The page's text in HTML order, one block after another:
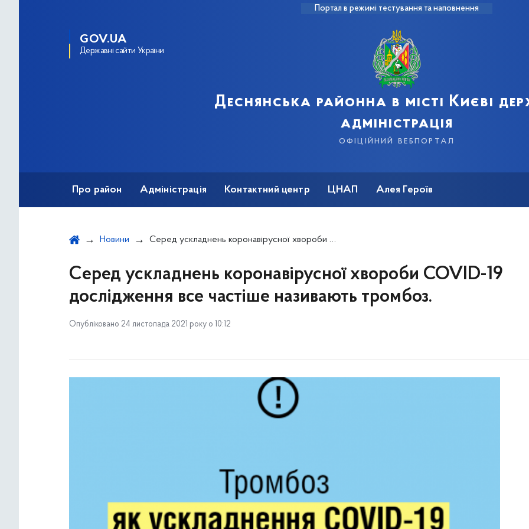
Портал в режимі тестування та наповнення
GOV.UA
Державні сайти України
Деснянська районна в місті Києві
адміністрація
офіційний вебпортал
Про район Адміністрація Контактний центр ЦНАП Алея Героїв
Новини Серед ускладнень коронавірусної хвороби COVID-19 дослідження все частіше називають тромбоз.
Серед ускладнень коронавірусної хвороби COVID-19
дослідження все частіше називають тромбоз.
Опубліковано 24 листопада 2021 року о 10:12